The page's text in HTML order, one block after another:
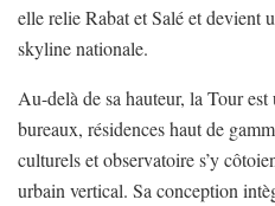
elle relie Rabat et Salé et devient
skyline nationale.
Au-delà de sa hauteur, la Tour
bureaux, résidences haut de
culturels et observatoire s’y
urbain vertical. Sa conception